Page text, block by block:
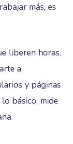
más, es
liberen horas,
a
y páginas
básico, mide